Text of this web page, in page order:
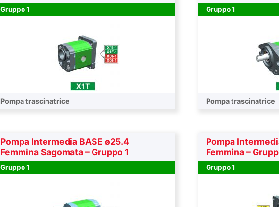
Gruppo 1
Pompa trascinatrice
Gruppo 1
Pompa trascinatrice
Pompa Intermedia BASE ø25.4
Femmina Sagomata – Gruppo 1
Gruppo 1
Pompa
Femmina –
Gruppo 1